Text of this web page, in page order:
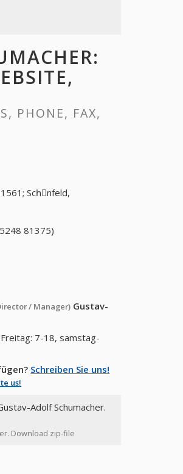
PHONE, FAX,
81375)
/ Manager) Gustav-
7-18, samstag-
Schreiben Sie uns!
us!
Adolf Schumacher.
Download zip-file